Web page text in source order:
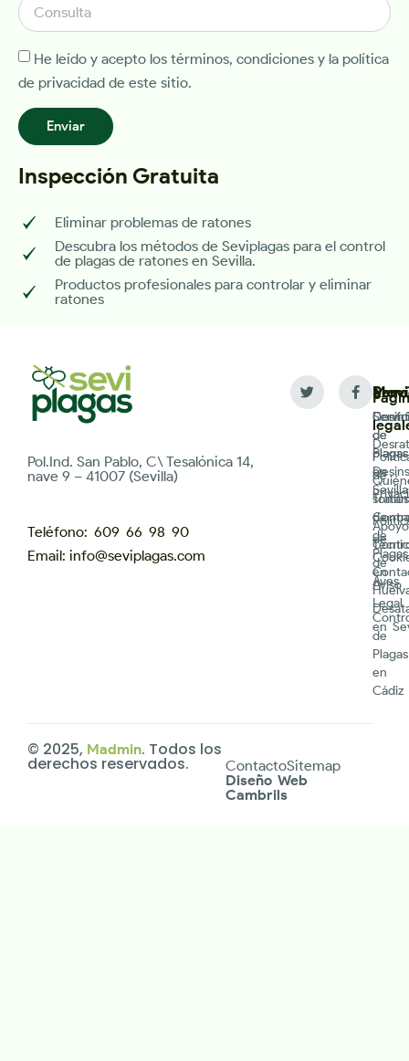
He leído y acepto los términos, condiciones y la política
de privacidad de este sitio.
Enviar
Inspección Gratuita
Eliminar problemas de ratones
Descubra los métodos de Seviplagas para el control
de plagas de ratones en Sevilla.
Productos profesionales para controlar y eliminar
ratones
Pol.Ind. San Pablo, C\ Tesalónica 14,
nave 9 – 41007 (Sevilla)
Teléfono: 609 66 98 90
Email: info@seviplagas.com
de
de
Aves
en
de
plagas
somos
Apoyo
de
Plagas
en
Sevilla
de
Plagas
en
de
Plagas
en
Cádiz
de
de
Aviso
Legal
© 2025, Madmin. Todos los
derechos reservados. ContactoSitemap
Diseño Web
Cambrils